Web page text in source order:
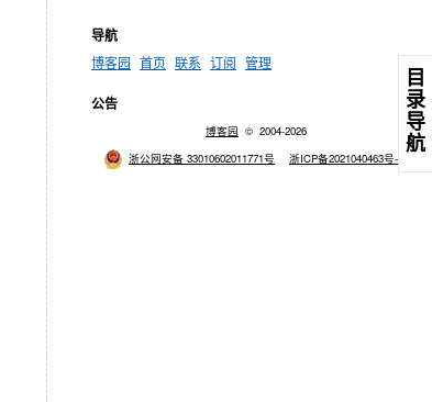
导航
博客园 首页 联系 订阅 管理
公告
博客园 © 2004-2026
浙公网安备 33010602011771号
浙ICP备2021040463号-3
目
录
导
航